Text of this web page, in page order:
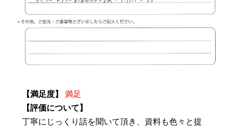
【満足度】
満足
【評価について】
丁寧にじっくり話を聞いて頂き、資料も色々と提